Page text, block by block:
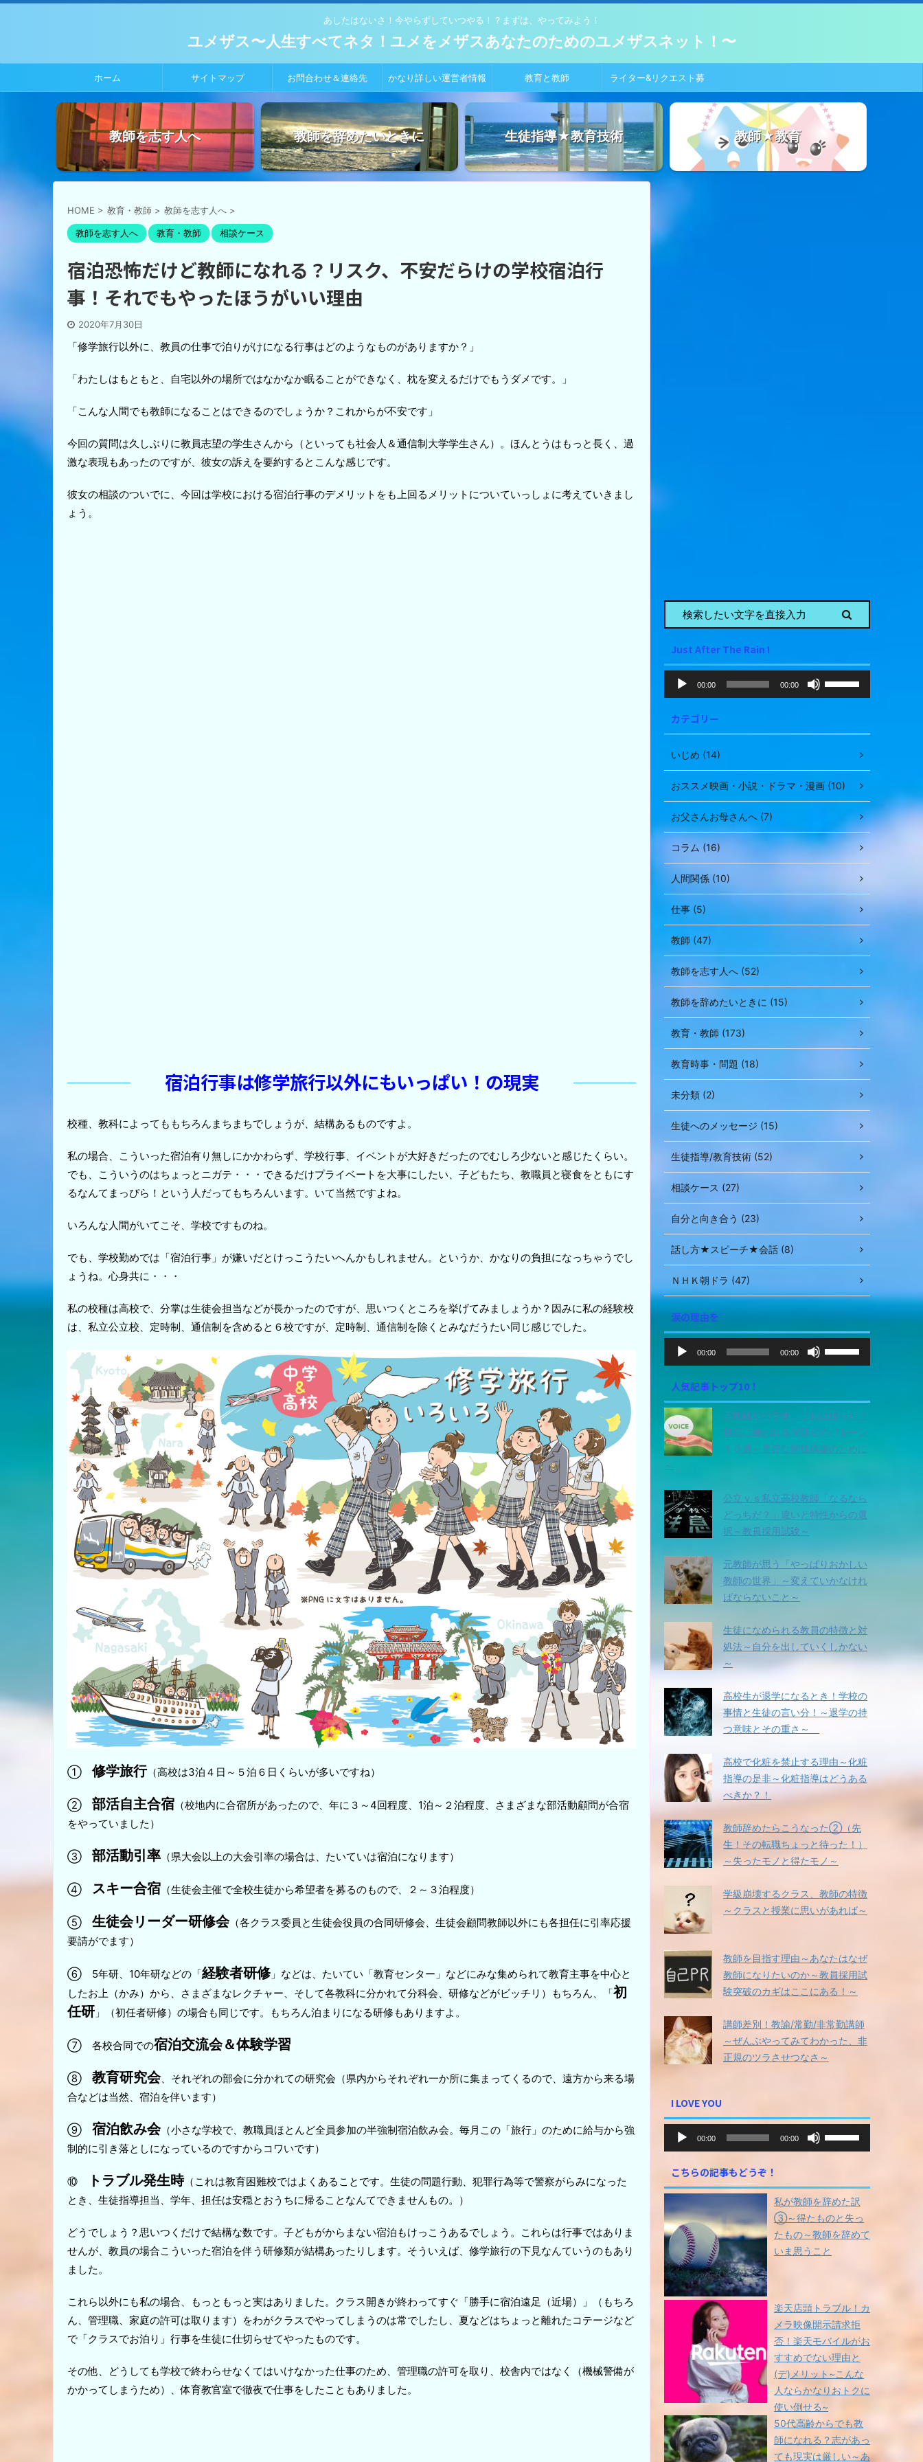
あしたはないさ！今やらずしていつやる！？まずは、やってみよう！
ユメザス〜人生すべてネタ！ユメをメザスあなたのためのユメザスネット！〜
ホーム サイトマップ お問合わせ＆連絡先 かなり詳しい運営者情報 教育と教師 ライター&リクエスト募
集！
教師を志す人へ 教師を辞めたいときに 生徒指導★教育技術 教師★教育
HOME > 教育・教師 > 教師を志す人へ >
教師を志す人へ 教育・教師 相談ケース
宿泊恐怖だけど教師になれる？リスク、不安だらけの学校宿泊行
事！それでもやったほうがいい理由
2020年7月30日
「修学旅行以外に、教員の仕事で泊りがけになる行事はどのようなものがありますか？」
「わたしはもともと、自宅以外の場所ではなかなか眠ることができなく、枕を変えるだけでもうダメです。」
「こんな人間でも教師になることはできるのでしょうか？これからが不安です」
今回の質問は久しぶりに教員志望の学生さんから（といっても社会人＆通信制大学学生さん）。ほんとうはもっと長く、過
激な表現もあったのですが、彼女の訴えを要約するとこんな感じです。
彼女の相談のついでに、今回は学校における宿泊行事のデメリットをも上回るメリットについていっしょに考えていきまし
ょう。
宿泊行事は修学旅行以外にもいっぱい！の現実
校種、教科によってももちろんまちまちでしょうが、結構あるものですよ。
私の場合、こういった宿泊有り無しにかかわらず、学校行事、イベントが大好きだったのでむしろ少ないと感じたくらい。
でも、こういうのはちょっとニガテ・・・できるだけプライベートを大事にしたい、子どもたち、教職員と寝食をともにす
るなんてまっぴら！という人だってもちろんいます。いて当然ですよね。
いろんな人間がいてこそ、学校ですものね。
でも、学校勤めでは「宿泊行事」が嫌いだとけっこうたいへんかもしれません。というか、かなりの負担になっちゃうでし
ょうね。心身共に・・・
私の校種は高校で、分掌は生徒会担当などが長かったのですが、思いつくところを挙げてみましょうか？因みに私の経験校
は、私立公立校、定時制、通信制を含めると６校ですが、定時制、通信制を除くとみなだうたい同じ感じでした。
①修学旅行（高校は3泊４日～５泊６日くらいが多いですね）
② 部活自主合宿 （校地内に合宿所があったので、年に３～4回程度、1泊～２泊程度、さまざまな部活動顧問が合宿
をやっていました）
③ 部活動引率 （県大会以上の大会引率の場合は、たいていは宿泊になります）
④ スキー合宿 （生徒会主催で全校生徒から希望者を募るのもので、２～３泊程度）
⑤ 生徒会リーダー研修会（各クラス委員と生徒会役員の合同研修会、生徒会顧問教師以外にも各担任に引率応援
要請がでます）
⑥ 5年研、10年研などの「経験者研修」などは、たいてい「教育センター」などにみな集められて教育主事を中心と
したお上（かみ）から、さまざまなレクチャー、そして各教科に分かれて分科会、研修などがビッチリ）もちろん、「初
任研 」（初任者研修）の場合も同じです。もちろん泊まりになる研修もありますよ。
⑦ 各校合同での宿泊交流会＆体験学習
⑧ 教育研究会、それぞれの部会に分かれての研究会（県内からそれぞれ一か所に集まってくるので、遠方から来る場
合などは当然、宿泊を伴います）
⑨ 宿泊飲み会（小さな学校で、教職員ほとんど全員参加の半強制宿泊飲み会。毎月この「旅行」のために給与から強
制的に引き落としになっているのですからコワいです）
⑩ トラブル発生時（これは教育困難校ではよくあることです。生徒の問題行動、犯罪行為等で警察がらみになった
とき、生徒指導担当、学年、担任は安穏とおうちに帰ることなんてできませんもの。）
どうでしょう？思いつくだけで結構な数です。子どもがからまない宿泊もけっこうあるでしょう。これらは行事ではありま
せんが、教員の場合こういった宿泊を伴う研修類が結構あったりします。そういえば、修学旅行の下見なんていうのもあり
ました。
これら以外にも私の場合、もっともっと実はありました。クラス開きが終わってすぐ「勝手に宿泊遠足（近場）」（もちろ
ん、管理職、家庭の許可は取ります）をわがクラスでやってしまうのは常でしたし、夏などはちょっと離れたコテージなど
で「クラスでお泊り」行事を生徒に仕切らせてやったものです。
その他、どうしても学校で終わらせなくてはいけなかった仕事のため、管理職の許可を取り、校舎内ではなく（機械警備が
かかってしまうため）、体育教官室で徹夜で仕事をしたこともありました。
Just After The Rain !
レ
ー
ヤ
ー
00:00 00:00
リ
ム
は
矢
印
キ
を
カテゴリー
いじめ (14)
おススメ映画・小説・ドラマ・漫画 (10)
お父さんお母さんへ (7)
コラム (16)
人間関係 (10)
仕事 (5)
教師 (47)
教師を志す人へ (52)
教師を辞めたいときに (15)
教育・教師 (173)
教育時事・問題 (18)
未分類 (2)
生徒へのメッセージ (15)
生徒指導/教育技術 (52)
相談ケース (27)
自分と向き合う (23)
話し方★スピーチ★会話 (8)
ＮＨＫ朝ドラ (47)
涙の理由を
レ
ー
ヤ
ー
00:00 00:00
リ
ム
調
節
に
矢
印
を
使
っ
だ
さ
い。
人気記事トップ10！
元教師がバラす、これは困った！
担任に嫌われる保護者のパターン
１０選～良好な関係構築のために
～
公立ｖｓ私立高校教師「なるなら
どっちだ？」違いと特性からの選
択～教員採用試験～
元教師が思う「やっぱりおかしい
教師の世界」～変えていかなけれ
ばならないこと～
生徒になめられる教員の特徴と対
処法～自分を出していくしかない
～
高校生が退学になるとき！学校の
事情と生徒の言い分！～退学の持
つ意味とその重さ～
高校で化粧を禁止する理由～化粧
指導の是非～化粧指導はどうある
べきか？！
教師辞めたらこうなった②（先
生！その転職ちょっと待った！）
～失ったモノと得たモノ～
学級崩壊するクラス、教師の特徴
～クラスと授業に思いがあれば～
教師を目指す理由～あなたはなぜ
教師になりたいのか～教員採用試
験突破のカギはここにある！～
講師差別！教諭/常勤/非常勤講師
～ぜんぶやってみてわかった、非
正規のツラさせつなさ～
I LOVE YOU
レ
ー
ヤ
ー
00:00 00:00
リ
ム
調
節
に
は
上
印
キ
ー
を
使
っ
て
く
だ
い。
こちらの記事もどうぞ！
私が教師を辞めた訳
③～得たものと失っ
たもの～教師を辞めて
いま思うこと
楽天店頭トラブル！カ
メラ映像開示請求拒
否！楽天モバイルがお
すすめでない理由と
(デ)メリット~こんな
人ならかなりおトクに
使い倒せる~
50代高齢からでも教
師になれる？志があっ
ても現実は厳しい～あ